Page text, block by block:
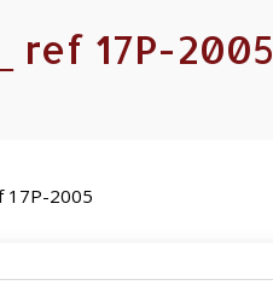
ref 17P-2005
17P-2005